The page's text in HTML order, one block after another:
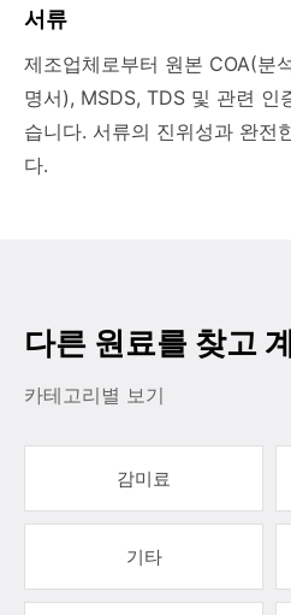
서류
제조업체로부터 원본 COA(분
명서), MSDS, TDS 및 관련 인
습니다. 서류의 진위성과 완전
다.
다른 원료를 찾고
카테고리별 보기
감미료
기타